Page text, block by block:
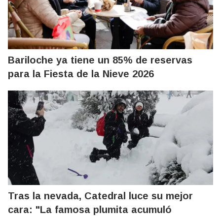
Bariloche ya tiene un 85% de reservas
para la Fiesta de la Nieve 2026
Tras la nevada, Catedral luce su mejor
cara: "La famosa plumita acumuló